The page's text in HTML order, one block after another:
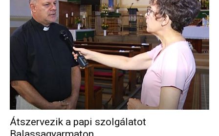
Átszervezik a papi szolgálatot